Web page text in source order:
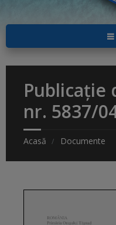
Publicație
nr. 5837/
Acasă Documente